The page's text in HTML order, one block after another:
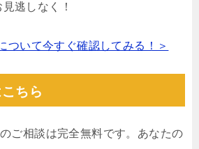
逃しなく！
ついて今すぐ確認してみる！＞
ちら
ご相談は完全無料です。あなたの